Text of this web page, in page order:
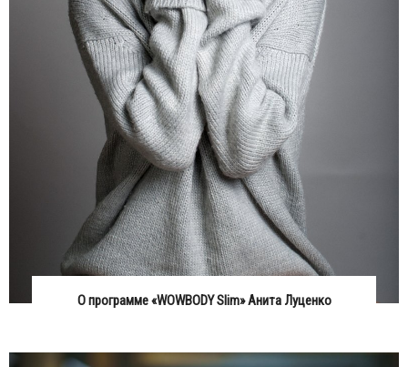
О программе «WOWBODY Slim» Анита Луценко